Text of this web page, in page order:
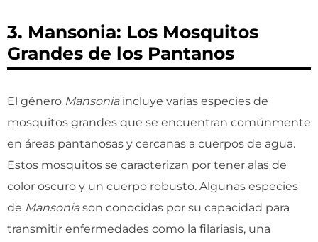
3. Mansonia: Los Mosquitos
Grandes de los Pantanos
El género Mansoniaincluye varias especies de
mosquitos grandes que se encuentran comúnmente
en áreas pantanosas y cercanas a cuerpos de agua.
Estos mosquitos se caracterizan por tener alas de
color oscuro y un cuerpo robusto. Algunas especies
de Mansoniason conocidas por su capacidad para
transmitir enfermedades como la filariasis, una